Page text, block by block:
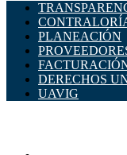
PLANEACIÓN
DERECHOS
UAVIG